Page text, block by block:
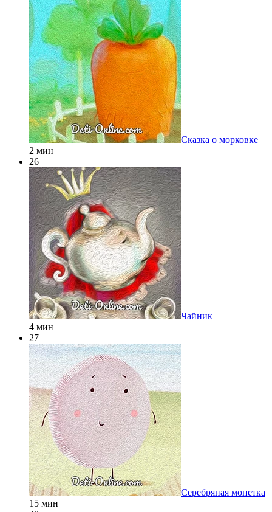
Сказка о морковке
2 мин
26
Чайник
4 мин
27
Серебряная монетка
15 мин